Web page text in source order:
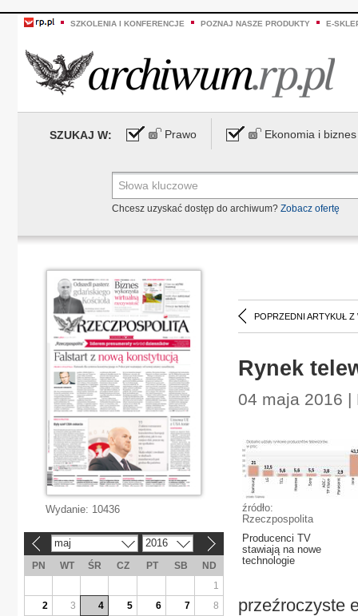
SZKOLENIA I KONFERENCJE POZNAJ NASZE PRODUKTY E-
SZUKAJ W: Prawo Ekonomia i biznes
Chcesz uzyskać dostęp do archiwum? Zobacz ofertę
POPRZEDNI ARTYKUŁ Z
Rynek
04 maja 2016 |
źródło:
Rzeczpospolita
Producenci TV
stawiają na nowe
technologie
przeźroczyste
Wydanie: 10436
maj 2016
PN WT ŚR CZ PT SB
ND
1
2
3 4 5 6 7
8